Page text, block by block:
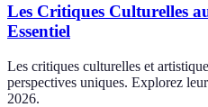
Les Critiques Culturelles
Essentiel
Les critiques culturelles et
perspectives uniques. Explorez
2026.